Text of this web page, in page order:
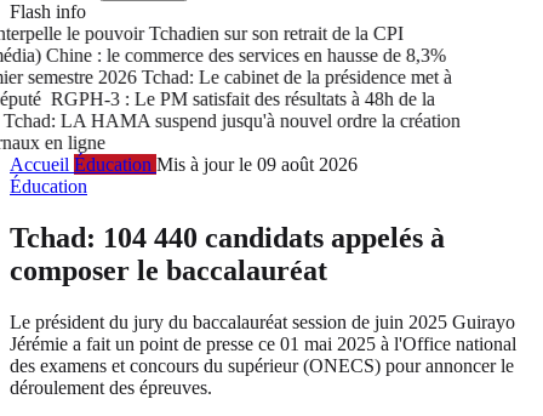
Flash info
le pouvoir Tchadien sur son retrait de la CPI
Chine : le commerce des services en hausse de 8,3%
semestre 2026Tchad: Le cabinet de la présidence met à
RGPH-3 : Le PM satisfait des résultats à 48h de la
LA HAMA suspend jusqu'à nouvel ordre la création
en ligne
Accueil Éducation Mis à jour le 09 août 2026
Éducation
Tchad: 104 440 candidats appelés à
composer le baccalauréat
Le président du jury du baccalauréat session de juin 2025 Guirayo
Jérémie a fait un point de presse ce 01 mai 2025 à l'Office national
des examens et concours du supérieur (ONECS) pour annoncer le
déroulement des épreuves.